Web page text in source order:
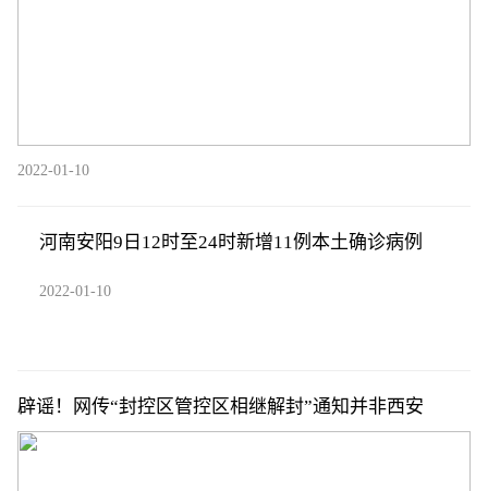
2022-01-10
河南安阳9日12时至24时新增11例本土确诊病例
2022-01-10
辟谣！网传“封控区管控区相继解封”通知并非西安